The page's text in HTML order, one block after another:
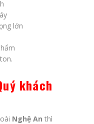
lớn
khách
Nghệ An thì